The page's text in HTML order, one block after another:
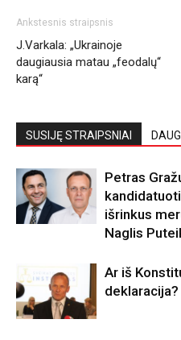
Ankstesnis straipsnis
J.Varkala: „Ukrainoje
daugiausia matau „feodalų“
karą“
SUSIJĘ STRAIPSNIAI
Petras
išrinkus
Naglis
Ar iš
deklaracija?